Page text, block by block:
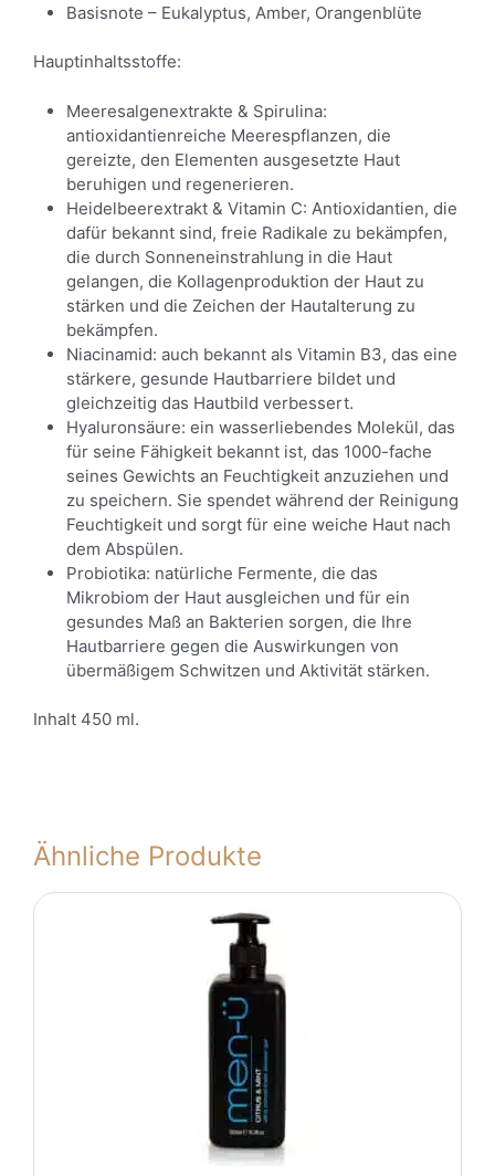
Basisnote – Eukalyptus, Amber, Orangenblüte
Hauptinhaltsstoffe:
Meeresalgenextrakte & Spirulina:
antioxidantienreiche Meerespflanzen, die
gereizte, den Elementen ausgesetzte Haut
beruhigen und regenerieren.
Heidelbeerextrakt & Vitamin C: Antioxidantien, die
dafür bekannt sind, freie Radikale zu bekämpfen,
die durch Sonneneinstrahlung in die Haut
gelangen, die Kollagenproduktion der Haut zu
stärken und die Zeichen der Hautalterung zu
bekämpfen.
Niacinamid: auch bekannt als Vitamin B3, das eine
stärkere, gesunde Hautbarriere bildet und
gleichzeitig das Hautbild verbessert.
Hyaluronsäure: ein wasserliebendes Molekül, das
für seine Fähigkeit bekannt ist, das 1000-fache
seines Gewichts an Feuchtigkeit anzuziehen und
zu speichern. Sie spendet während der Reinigung
Feuchtigkeit und sorgt für eine weiche Haut nach
dem Abspülen.
Probiotika: natürliche Fermente, die das
Mikrobiom der Haut ausgleichen und für ein
gesundes Maß an Bakterien sorgen, die Ihre
Hautbarriere gegen die Auswirkungen von
übermäßigem Schwitzen und Aktivität stärken.
Inhalt 450 ml.
Ähnliche Produkte